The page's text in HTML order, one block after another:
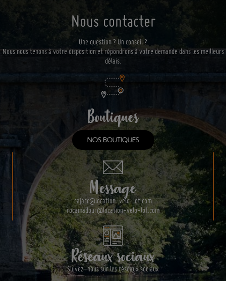
Nous contacter
Une question ? Un conseil ?
Nous nous tenons à votre disposition et répondrons à votre demande dans les meilleurs
délais.
Boutiques
NOS BOUTIQUES
Message
cajarc@location-velo-lot.com
rocamadour@location-velo-lot.com
Réseaux sociaux
Suivez-nous sur les réseaux sociaux